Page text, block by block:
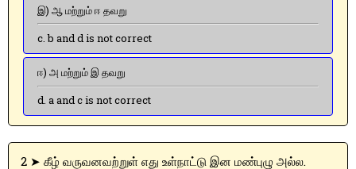
இ) ஆ மற்றும் ஈ தவறு
c. b and d is not correct
ஈ) அ மற்றும் இ தவறு
d. a and c is not correct
2 ➤ கீழ் வருவனவற்றுள் எது உள்நாட்டு இன மண்புழு அல்ல.